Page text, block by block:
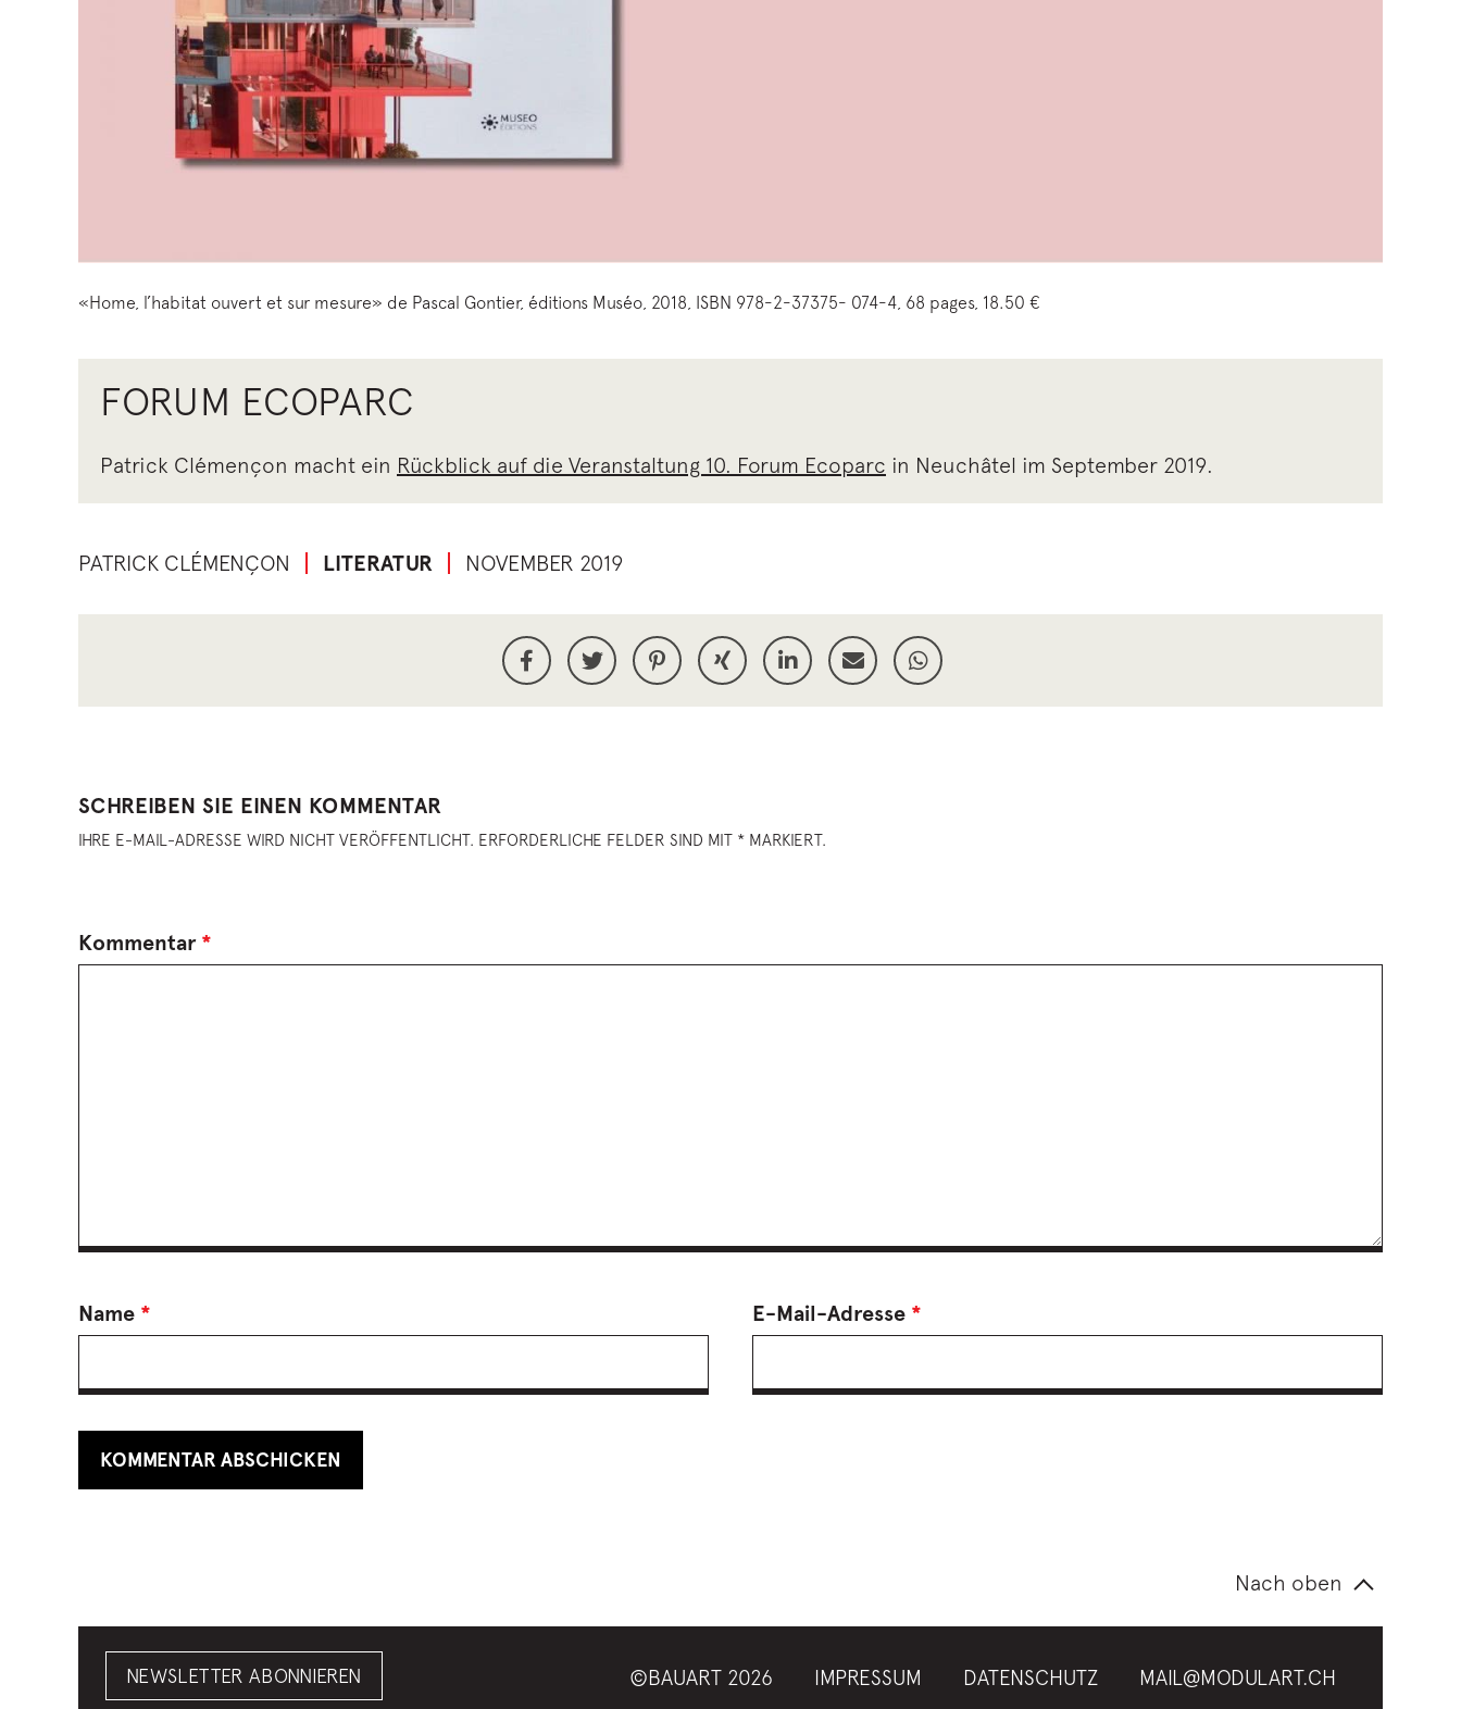
«Home, l’habitat ouvert et sur mesure» de Pascal Gontier, éditions Muséo, 2018, ISBN 978-2-37375- 074-4, 68 pages, 18.50 €
FORUM ECOPARC
Patrick Clémençon macht ein Rückblick auf die Veranstaltung 10. Forum Ecoparc in Neuchâtel im September 2019.
PATRICK CLÉMENÇON LITERATUR NOVEMBER 2019
SCHREIBEN SIE EINEN KOMMENTAR
IHRE E-MAIL-ADRESSE WIRD NICHT VERÖFFENTLICHT. ERFORDERLICHE FELDER SIND MIT * MARKIERT.
Name * E-Mail-Adresse *
Kommentar *
Nach oben
NEWSLETTER ABONNIEREN ©BAUART 2026 IMPRESSUM DATENSCHUTZ MAIL@MODULART.CH